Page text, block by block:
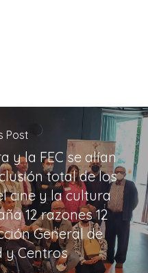
Post
y la FEC se alían
total de los
cine y la cultura
12 razones 12
General de
y Centros